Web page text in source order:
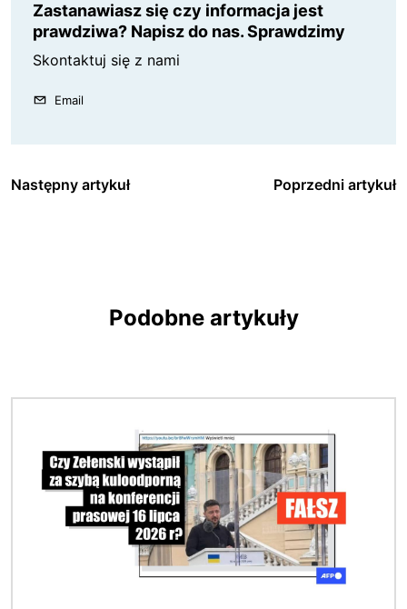
Zastanawiasz się czy informacja jest
prawdziwa? Napisz do nas. Sprawdzimy
Skontaktuj się z nami
Email
Następny artykuł Poprzedni artykuł
Podobne artykuły